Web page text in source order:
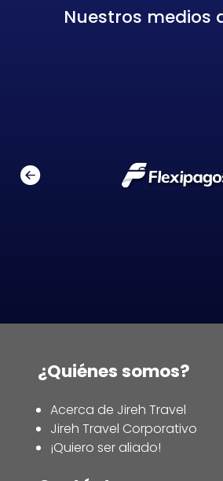
Nuestros medios
¿Quiénes somos?
Acerca de Jireh Travel
Jireh Travel Corporativo
¡Quiero ser aliado!